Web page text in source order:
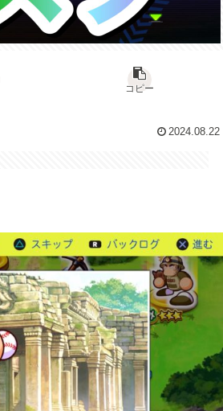
コピー
2024.08.22